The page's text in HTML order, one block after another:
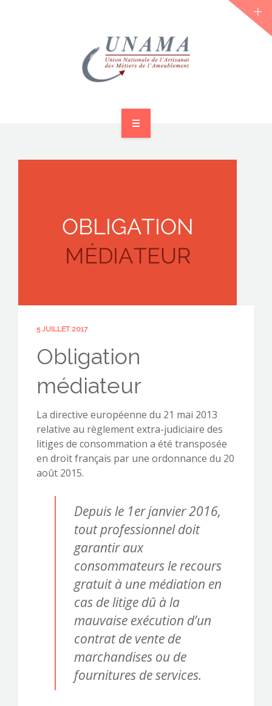
ACTUS & DOSSIERS
5 JUILLET 2017
Obligation
médiateur
La directive européenne du 21 mai 2013
relative au règlement extra-judiciaire des
litiges de consommation a été transposée
en droit français par une ordonnance du 20
août 2015.
Depuis le 1er janvier 2016,
tout professionnel doit
garantir aux
consommateurs le recours
gratuit à une médiation en
cas de litige dû à la
mauvaise exécution d’un
contrat de vente de
marchandises ou de
fournitures de services.